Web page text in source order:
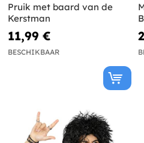
Pruik met baard van de
Kerstman
11,99 €
BESCHIKBAAR